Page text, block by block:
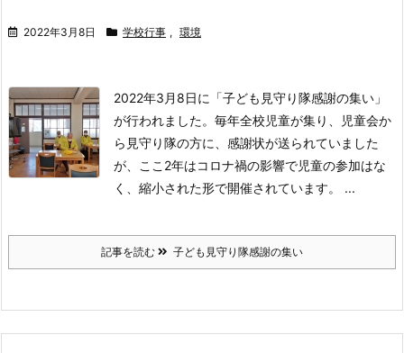
2022年3月8日 学校行事 , 環境
2022年3月8日に「子ども見守り隊感謝の集い」
が行われました。 毎年全校児童が集り、児童会か
ら見守り隊の方に、感謝状が送られていました
が、ここ2年はコロナ禍の影響で児童の参加はな
く、縮小された形で開催されています。 ...
記事を読む 子ども見守り隊感謝の集い